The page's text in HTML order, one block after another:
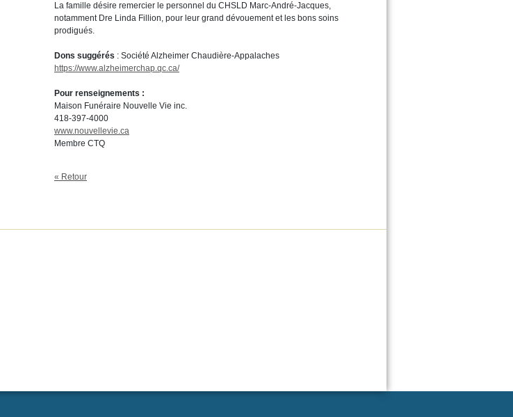
La famille désire remercier le personnel du CHSLD Marc-André-Jacques,
notamment Dre Linda Fillion, pour leur grand dévouement et les bons soins
prodigués.
Dons suggérés : Société Alzheimer Chaudière-Appalaches
https://www.alzheimerchap.qc.ca/
Pour renseignements :
Maison Funéraire Nouvelle Vie inc.
418-397-4000
www.nouvellevie.ca
Membre CTQ
« Retour